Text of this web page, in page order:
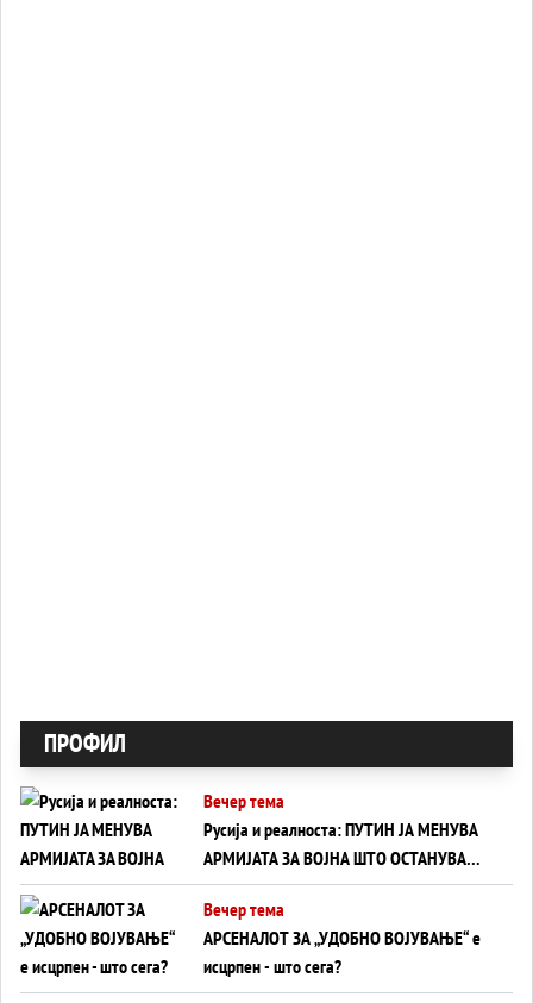
ПРОФИЛ
Вечер тема
Русија и реалноста: ПУТИН ЈА МЕНУВА
АРМИЈАТА ЗА ВОЈНА ШТО ОСТАНУВА
БЕЗ ФРОНТ
Вечер тема
АРСЕНАЛОТ ЗА „УДОБНО ВОЈУВАЊЕ“ е
исцрпен - што сега?